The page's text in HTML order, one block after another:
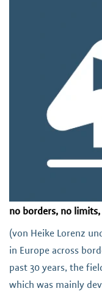
no borders, no
(von Heike Lorenz
in Europe across
past 30 years, the
which was mainly